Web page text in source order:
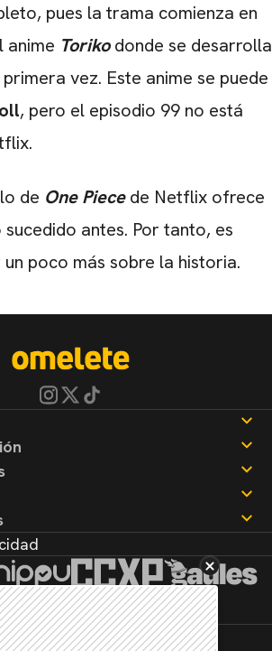
pues la trama comienza en
anime Torikodonde se desarrolla
vez. Este anime se puede
, pero el episodio 99 no está
de One Piecede Netflix ofrece
sucedido antes. Por tanto, es
poco más sobre la historia.